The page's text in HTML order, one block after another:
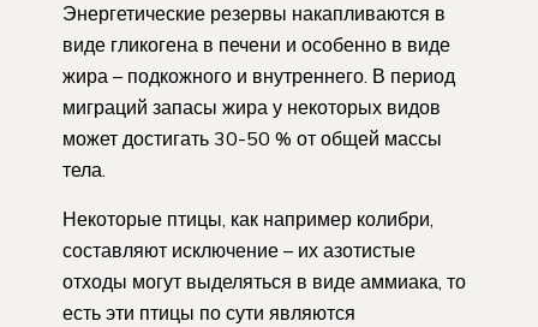
Энергетические резервы накапливаются в
виде гликогена в печени и особенно в виде
жира – подкожного и внутреннего. В период
миграций запасы жира у некоторых видов
может достигать 30-50 % от общей массы
тела.
Некоторые птицы, как например колибри,
составляют исключение – их азотистые
отходы могут выделяться в виде аммиака, то
есть эти птицы по сути являются